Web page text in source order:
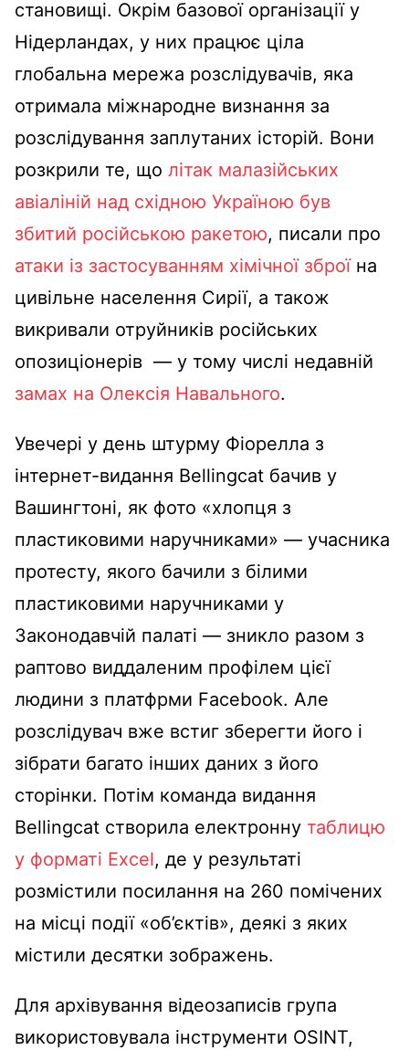
становищі. Окрім базової організації у
Нідерландах, у них працює ціла
глобальна мережа розслідувачів, яка
отримала міжнародне визнання за
розслідування заплутаних історій. Вони
розкрили те, що літак малазійських
авіаліній над східною Україною був
збитий російською ракетою, писали про
атаки із застосуванням хімічної зброїна
цивільне населення Сирії, а також
викривали отруйників російських
опозиціонерів — у тому числі недавній
замах на Олексія Навального.
Увечері у день штурму Фіорелла з
інтернет-видання Bellingcat бачив у
Вашингтоні, як фото «хлопця з
пластиковими наручниками» — учасника
протесту, якого бачили з білими
пластиковими наручниками у
Законодавчій палаті — зникло разом з
раптово виддаленим профілем цієї
людини з платфрми Facebook. Але
розслідувач вже встиг зберегти його і
зібрати багато інших даних з його
сторінки. Потім команда видання
Bellingcat створила електронну таблицю
у форматі Excel, де у результаті
розмістили посилання на 260 помічених
на місці події «об’єктів», деякі з яких
містили десятки зображень.
Для архівування відеозаписів група
використовувала інструменти OSINT,